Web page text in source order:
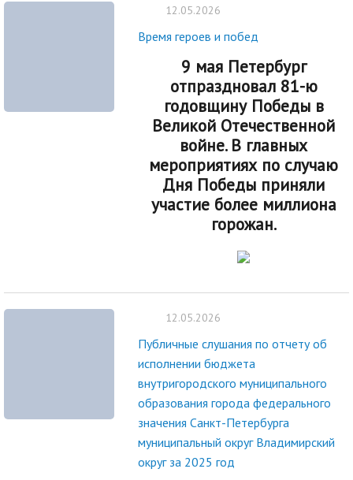
12.05.2026
Время героев и побед
9 мая Петербург
отпраздновал 81-ю
годовщину Победы в
Великой Отечественной
войне. В главных
мероприятиях по случаю
Дня Победы приняли
участие более миллиона
горожан.
12.05.2026
Публичные слушания по отчету об
исполнении бюджета
внутригородского муниципального
образования города федерального
значения Санкт-Петербурга
муниципальный округ Владимирский
округ за 2025 год